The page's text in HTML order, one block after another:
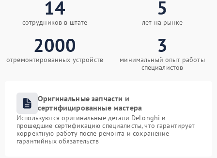
14
сотрудников в штате
5
лет на рынке
2000
отремонтированных устройств
3
минимальный опыт работы
специалистов
Оригинальные запчасти и
сертифицированные мастера
Используются оригинальные детали DeLonghi и
прошедшие сертификацию специалисты, что гарантирует
корректную работу после ремонта и сохранение
гарантийных обязательств